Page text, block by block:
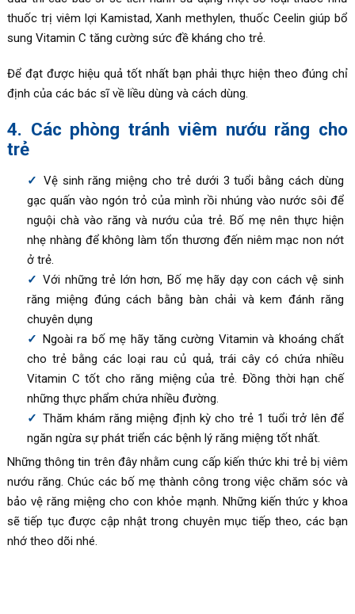
thuốc trị viêm lợi Kamistad, Xanh methylen, thuốc Ceelin giúp bổ
sung Vitamin C tăng cường sức đề kháng cho trẻ.
Để đạt được hiệu quả tốt nhất bạn phải thực hiện theo đúng chỉ
định của các bác sĩ về liều dùng và cách dùng.
4. Các phòng tránh viêm nướu răng cho
trẻ
Vệ sinh răng miệng cho trẻ dưới 3 tuổi bằng cách dùng
gạc quấn vào ngón trỏ của mình rồi nhúng vào nước sôi để
nguội chà vào răng và nướu của trẻ. Bố mẹ nên thực hiện
nhẹ nhàng để không làm tổn thương đến niêm mạc non nớt
ở trẻ.
Với những trẻ lớn hơn, Bố mẹ hãy dạy con cách vệ sinh
răng miệng đúng cách bằng bàn chải và kem đánh răng
chuyên dụng
Ngoài ra bố mẹ hãy tăng cường Vitamin và khoáng chất
cho trẻ bằng các loại rau củ quả, trái cây có chứa nhiều
Vitamin C tốt cho răng miệng của trẻ. Đồng thời hạn chế
những thực phẩm chứa nhiều đường.
Thăm khám răng miệng định kỳ cho trẻ 1 tuổi trở lên để
ngăn ngừa sự phát triển các bệnh lý răng miệng tốt nhất.
Những thông tin trên đây nhằm cung cấp kiến thức khi trẻ bị viêm
nướu răng. Chúc các bố mẹ thành công trong việc chăm sóc và
bảo vệ răng miệng cho con khỏe mạnh. Những kiến thức y khoa
sẽ tiếp tục được cập nhật trong chuyên mục tiếp theo, các bạn
nhớ theo dõi nhé.